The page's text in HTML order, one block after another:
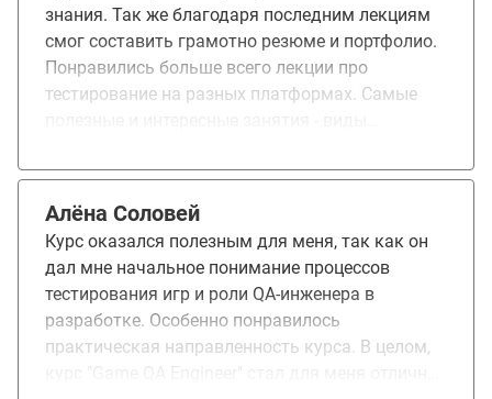
знания. Так же благодаря последним лекциям
смог составить грамотно резюме и портфолио.
Понравились больше всего лекции про
тестирование на разных платформах. Самые
платформах и оформление резюме. Знания
полученные на курсе помогли мне в
профессиональной сфере.
Алёна Соловей
Курс оказался полезным для меня, так как он
дал мне начальное понимание процессов
тестирования игр и роли QA-инженера в
разработке. Особенно понравилось
практическая направленность курса. В целом,